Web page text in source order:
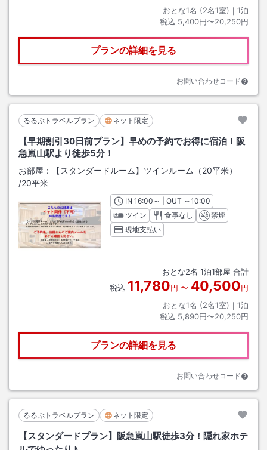
おとな1名 (2名1室)｜ 1泊
税込 5,400円〜20,250円
プランの詳細を見る
お問い合わせコード
るるぶトラベルプラン ネット限定
【早期割引30日前プラン】早めの予約でお得に宿泊！阪
急嵐山駅より徒歩5分！
お部屋：
【スタンダードルーム】ツインルーム（20平米）
/20平米
INチェックイン
16:00 ～ | OUT チェックアウト
～10:00
ツイン
食事なし
禁煙
現地支払い
おとな2名 1泊1部屋 合計
税込 11,780円 〜 40,500円
おとな1名 (2名1室)｜ 1泊
税込 5,890円〜20,250円
プランの詳細を見る
お問い合わせコード
るるぶトラベルプラン ネット限定
【スタンダードプラン】阪急嵐山駅徒歩3分！隠れ家ホテ